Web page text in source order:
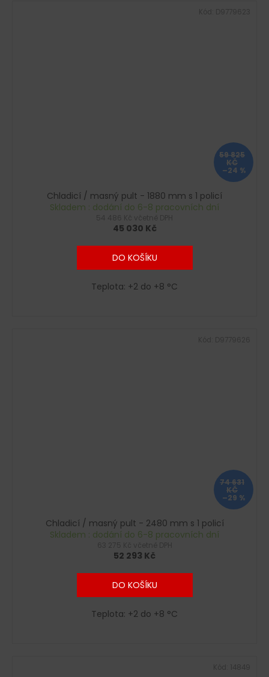
59 825
KČ
–24 %
Chladicí / masný pult - 1880 mm s 1 policí
Skladem : dodání do 6-8 pracovních dní
45 030 Kč
DO KOŠÍKU
Teplota: +2 do +8 °C
74 631
KČ
–29 %
Chladicí / masný pult - 2480 mm s 1 policí
Skladem : dodání do 6-8 pracovních dní
52 293 Kč
DO KOŠÍKU
Teplota: +2 do +8 °C